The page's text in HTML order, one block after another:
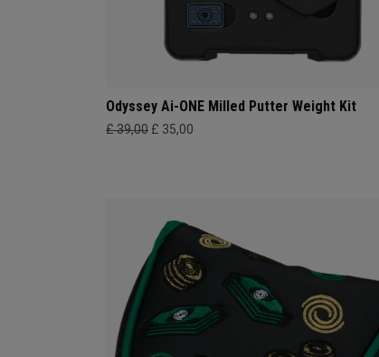
Odyssey Ai-ONE Milled Putter Weight Kit
£ 39,00 £ 35,00